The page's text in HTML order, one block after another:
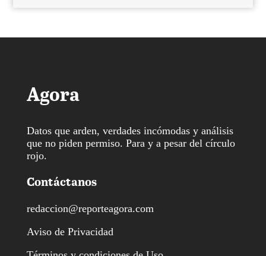
Agora
Datos que arden, verdades incómodas y análisis
que no piden permiso. Para y a pesar del círculo
rojo.
Contáctanos
redaccion@reporteagora.com
Aviso de Privacidad